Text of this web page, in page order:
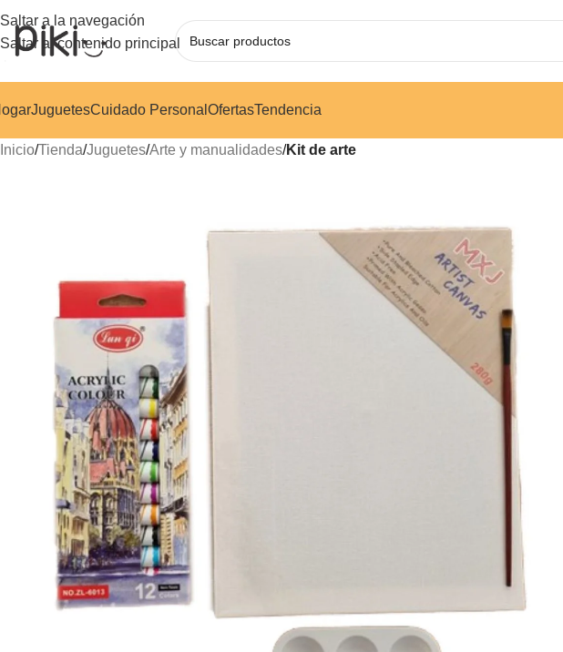
Saltar a la navegación
Saltar al contenido principal
JuguetesCuidado Personal OfertasTendencia
Inicio/Tienda/Juguetes/Arte y manualidades/Kit de arte